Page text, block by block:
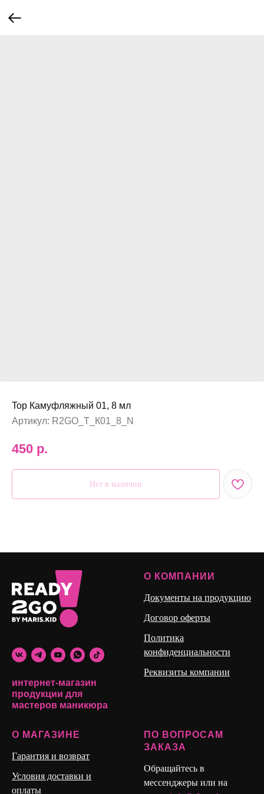
Top Камуфляжный 01, 8 мл
Артикул: R2GO_T_К01_8_N
450 р.
Нет в наличии
интернет-магазин
продукции для
мастеров маникюра
О КОМПАНИИ
Документы на продукцию
Договор оферты
Политика
конфиденциальности
Реквизиты компании
О МАГАЗИНЕ
Гарантия и возврат
Условия доставки и
оплаты
ПО ВОПРОСАМ
ЗАКАЗА
Обращайтесь в
мессенджеры или на